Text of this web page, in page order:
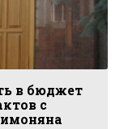
в бюджет
с